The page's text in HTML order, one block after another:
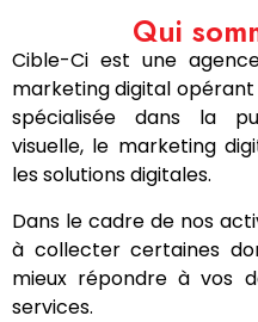
Qui
Cible-Ci est une
marketing digital opérant
spécialisée dans la
visuelle, le marketing
les solutions digitales.
Dans le cadre de nos
à collecter certaines
mieux répondre à vos
services.